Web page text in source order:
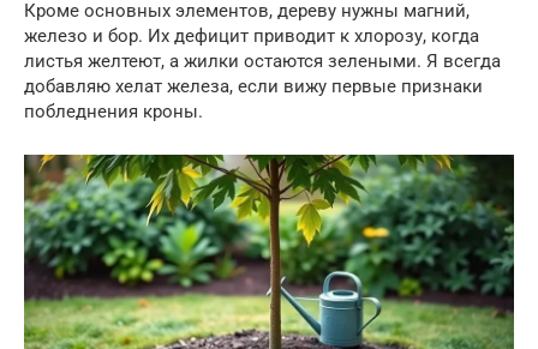
Кроме основных элементов, дереву нужны магний,
железо и бор. Их дефицит приводит к хлорозу, когда
листья желтеют, а жилки остаются зелеными. Я всегда
добавляю хелат железа, если вижу первые признаки
побледнения кроны.